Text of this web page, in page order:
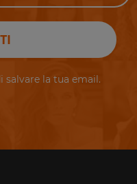
salvare la tua email.